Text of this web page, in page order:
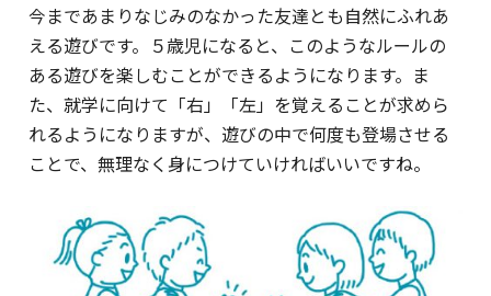
今まであまりなじみのなかった友達とも自然にふれあ
える遊びです。５歳児になると、このようなルールの
ある遊びを楽しむことができるようになります。ま
た、就学に向けて「右」「左」を覚えることが求めら
れるようになりますが、遊びの中で何度も登場させる
ことで、無理なく身につけていければいいですね。